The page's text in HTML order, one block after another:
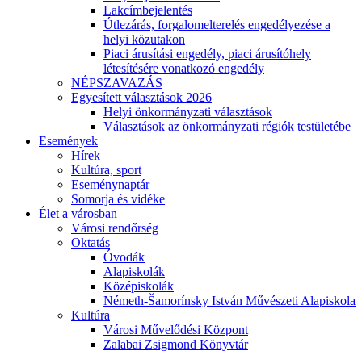
Lakcímbejelentés
Útlezárás, forgalomelterelés engedélyezése a
helyi közutakon
Piaci árusítási engedély, piaci árusítóhely
létesítésére vonatkozó engedély
NÉPSZAVAZÁS
Egyesített választások 2026
Helyi önkormányzati választások
Választások az önkormányzati régiók testületébe
Események
Hírek
Kultúra, sport
Eseménynaptár
Somorja és vidéke
Élet a városban
Városi rendőrség
Oktatás
Óvodák
Alapiskolák
Középiskolák
Németh-Šamorínsky István Művészeti Alapiskola
Kultúra
Városi Művelődési Központ
Zalabai Zsigmond Könyvtár